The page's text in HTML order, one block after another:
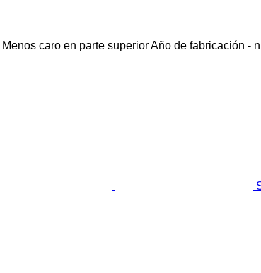
Menos caro en parte superiorAño de fabricación -